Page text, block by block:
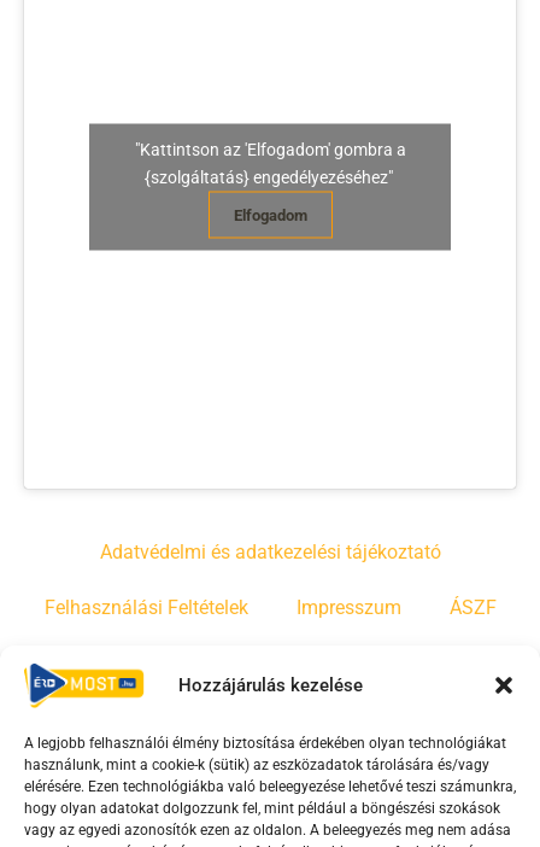
Hozzájárulás kezelése
A legjobb felhasználói élmény biztosítása érdekében olyan technológiákat
használunk, mint a cookie-k (sütik) az eszközadatok tárolására és/vagy
elérésére. Ezen technológiákba való beleegyezése lehetővé teszi számunkra,
hogy olyan adatokat dolgozzunk fel, mint például a böngészési szokások
vagy az egyedi azonosítók ezen az oldalon. A beleegyezés meg nem adása
"Kattintson az 'Elfogadom' gombra a
{szolgáltatás} engedélyezéséhez"
Elfogadom
Adatvédelmi és adatkezelési tájékoztató
Felhasználási Feltételek Impresszum ÁSZF
F
a
c
Y
o
u
T
i
k